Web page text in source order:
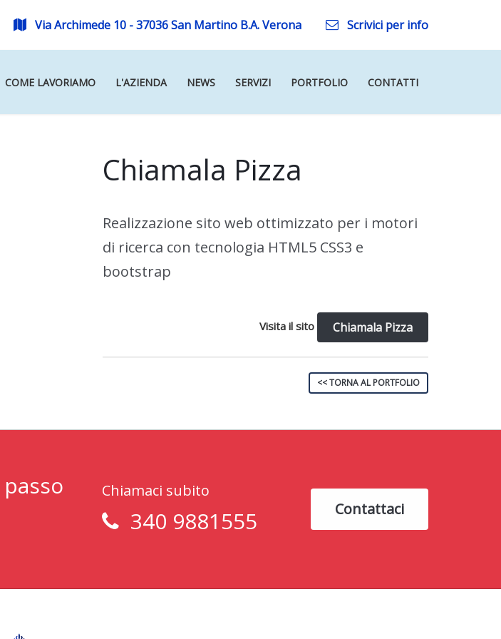
Via Archimede 10 - 37036 San Martino B.A. Verona Scrivici per info
COME LAVORIAMO L'AZIENDA NEWS SERVIZI PORTFOLIO CONTATTI
Chiamala Pizza
Realizzazione sito web ottimizzato per i motori
di ricerca con tecnologia HTML5 CSS3 e
bootstrap
Visita il sito Chiamala Pizza
<< TORNA AL PORTFOLIO
Chiamaci subito
340 9881555 Contattaci